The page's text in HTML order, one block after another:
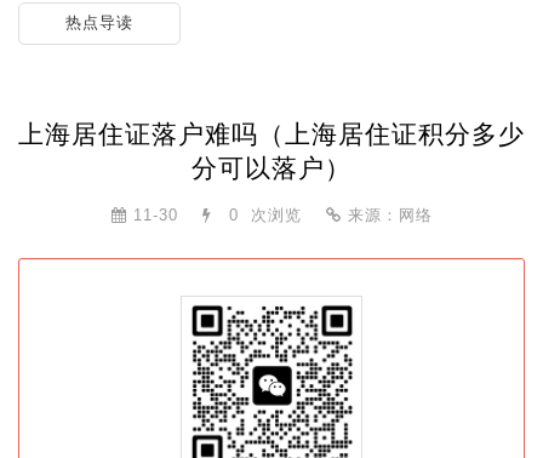
热点导读
上海居住证落户难吗（上海居住证积分多少
分可以落户）
11-30 0 次浏览 来源：网络